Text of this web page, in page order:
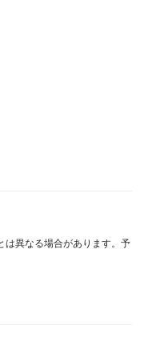
は異なる場合があります。予